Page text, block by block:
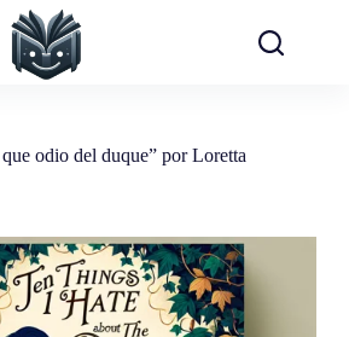
odio del duque” por Loretta